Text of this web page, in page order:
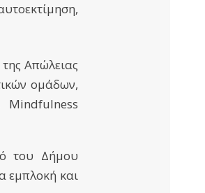
Απώλειας
ομάδων,
Mindfulness
του Δήμου
εμπλοκή και